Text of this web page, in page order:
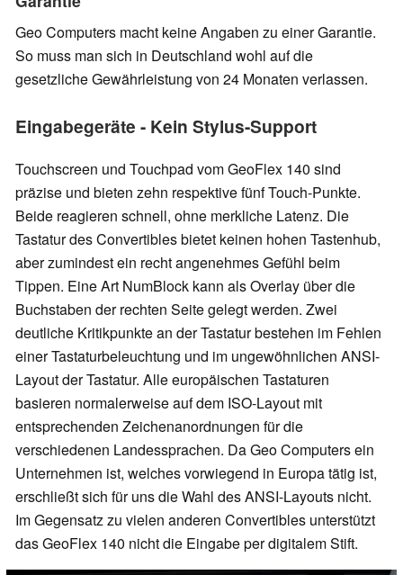
Geo Computers macht keine Angaben zu einer Garantie.
So muss man sich in Deutschland wohl auf die
gesetzliche Gewährleistung von 24 Monaten verlassen.
Eingabegeräte - Kein Stylus-Support
Touchscreen und Touchpad vom GeoFlex 140 sind
präzise und bieten zehn respektive fünf Touch-Punkte.
Beide reagieren schnell, ohne merkliche Latenz. Die
Tastatur des Convertibles bietet keinen hohen Tastenhub,
aber zumindest ein recht angenehmes Gefühl beim
Tippen. Eine Art NumBlock kann als Overlay über die
Buchstaben der rechten Seite gelegt werden. Zwei
deutliche Kritikpunkte an der Tastatur bestehen im Fehlen
einer Tastaturbeleuchtung und im ungewöhnlichen ANSI-
Layout der Tastatur. Alle europäischen Tastaturen
basieren normalerweise auf dem ISO-Layout mit
entsprechenden Zeichenanordnungen für die
verschiedenen Landessprachen. Da Geo Computers ein
Unternehmen ist, welches vorwiegend in Europa tätig ist,
erschließt sich für uns die Wahl des ANSI-Layouts nicht.
Im Gegensatz zu vielen anderen Convertibles unterstützt
das GeoFlex 140 nicht die Eingabe per digitalem Stift.